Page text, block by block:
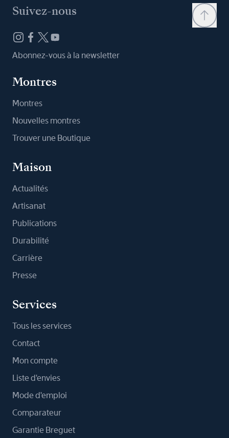
Suivez-nous
Abonnez-vous à la newsletter
Montres
Montres
Nouvelles montres
Trouver une Boutique
Maison
Actualités
Artisanat
Publications
Durabilité
Carrière
Presse
Services
Tous les services
Contact
Mon compte
Liste d'envies
Mode d'emploi
Comparateur
Garantie Breguet